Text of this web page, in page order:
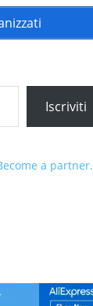
Iscriviti
a partner.